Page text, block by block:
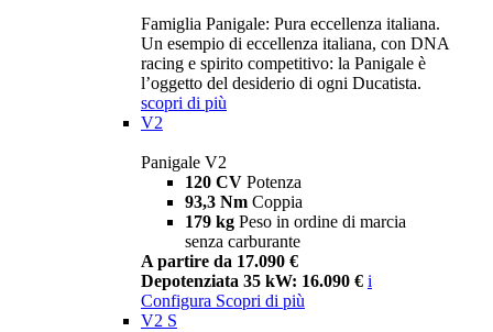
Famiglia Panigale: Pura eccellenza italiana.
Un esempio di eccellenza italiana, con DNA
racing e spirito competitivo: la Panigale è
l’oggetto del desiderio di ogni Ducatista.
scopri di più
V2
Panigale V2
120 CV Potenza
93,3 Nm Coppia
179 kg Peso in ordine di marcia
senza carburante
A partire da 17.090 €
Depotenziata 35 kW: 16.090 € i
Configura Scopri di più
V2 S